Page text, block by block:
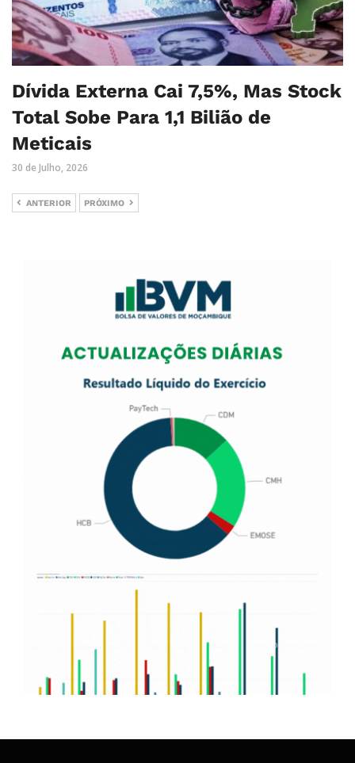
Dívida Externa Cai 7,5%, Mas Stock
Total Sobe Para 1,1 Bilião de
Meticais
30 de Julho, 2026
ANTERIOR PRÓXIMO